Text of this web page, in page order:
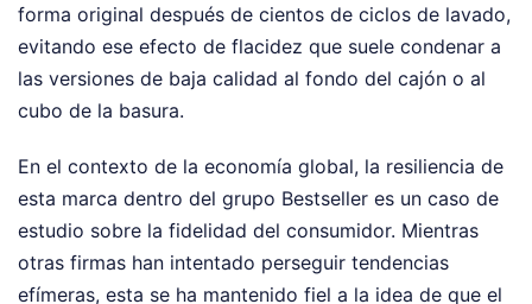
forma original después de cientos de ciclos de lavado,
evitando ese efecto de flacidez que suele condenar a
las versiones de baja calidad al fondo del cajón o al
cubo de la basura.
En el contexto de la economía global, la resiliencia de
esta marca dentro del grupo Bestseller es un caso de
estudio sobre la fidelidad del consumidor. Mientras
otras firmas han intentado perseguir tendencias
efímeras, esta se ha mantenido fiel a la idea de que el